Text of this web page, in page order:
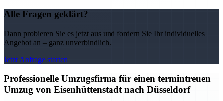
Alle Fragen geklärt?
Dann probieren Sie es jetzt aus und fordern Sie Ihr individuelles
Angebot an – ganz unverbindlich.
Jetzt Anfrage starten
Professionelle Umzugsfirma für einen termintreuen
Umzug von Eisenhüttenstadt nach Düsseldorf